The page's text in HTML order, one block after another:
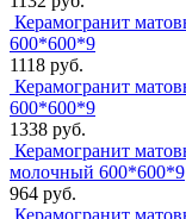
Керамогранит
600*600*9
1118 руб.
Керамогранит
600*600*9
1338 руб.
Керамогранит
молочный 600*600*9
964 руб.
Керамогранит